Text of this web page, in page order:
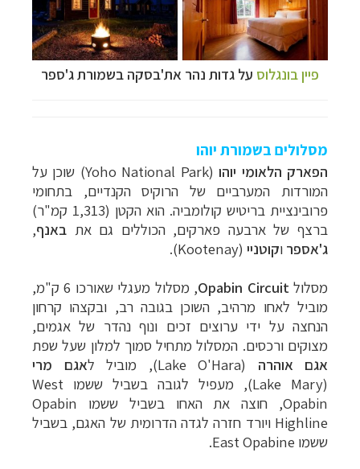
פיין בונגלוס על גדות נהר את'בסקה בשמורת ג'ספר
מסלולים בשמורת יוהו
הפארק הלאומי יוהו(
Yoho National Park) שוכן על
המורדות המערביים של הרוקיס הקנדיים, בתחומי
פרובינציית בריטיש קולומביה. הוא הקטן (1,313 קמ"ר)
ברצף של ארבעה פארקים, הכוללים גם את באנף,
ג'אספר וקוטניי (
Kootenay
).
מסלול Opabin Circuit
, מסלול מעגלי שאורכו 6 ק"מ,
מוביל לאחו מרהיב, השוכן בגובה רב, ובקצהו קרחון
הנחצה על ידי ערוצים זכים ונוף נהדר של אגמים,
מצוקים ורכסים. המסלול מתחיל סמוך למלון שעל שפת
אגם אוהרה (Lake O'Hara), מוביל ל אגם
מרי
(Lake Mary), מעפיל לגובה בשביל ששמו West
Opabin, חוצה את האחו בשביל ששמו Opabin
Highline ויורד חזרה לגדה הדרומית של האגם, בשביל
ששמו East Opabine
.